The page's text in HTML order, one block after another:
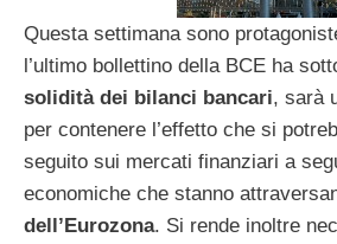
Questa settimana sono
l’ultimo bollettino della BCE ha
solidità dei bilanci bancari, sarà
per contenere l’effetto che si
seguito sui mercati finanziari a
economiche che stanno
dell’Eurozona. Si rende inoltre